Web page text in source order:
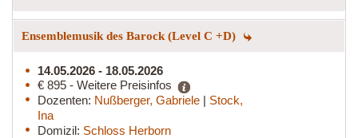
Ensemblemusik des Barock (Level C +D)
14.05.2026 - 18.05.2026
€ 895 - Weitere Preisinfos
Dozenten: Nußberger, Gabriele | Stock,
Ina
Domizil: Schloss Herborn